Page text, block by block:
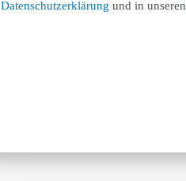
Datenschutzerklärung und in unseren